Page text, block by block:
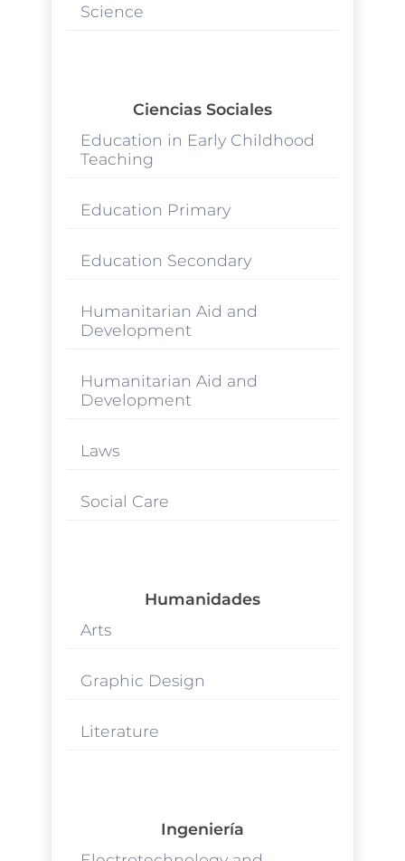
Science
Ciencias Sociales
Education in Early Childhood
Teaching
Education Primary
Education Secondary
Humanitarian Aid and
Development
Humanitarian Aid and
Development
Laws
Social Care
Humanidades
Arts
Graphic Design
Literature
Ingeniería